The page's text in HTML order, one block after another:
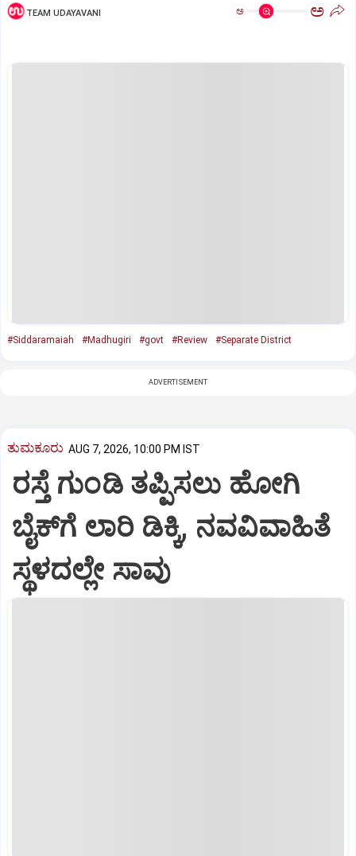
TEAM UDAYAVANI ಅ ಅ
#Siddaramaiah #Madhugiri #govt #Review #Separate District
ADVERTISEMENT
ತುಮಕೂರು AUG 7, 2026, 10:00 PM IST
ರಸ್ತೆ ಗುಂಡಿ ತಪ್ಪಿಸಲು ಹೋಗಿ
ಬೈಕ್‌ಗೆ ಲಾರಿ ಡಿಕ್ಕಿ, ನವವಿವಾಹಿತೆ
ಸ್ಥಳದಲ್ಲೇ ಸಾವು